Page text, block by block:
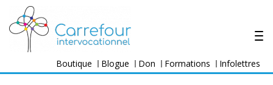
Boutique Blogue Don Formations Infolettres